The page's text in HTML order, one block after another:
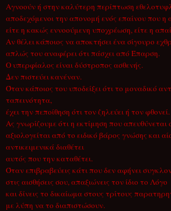
Αγνοούν ή στην καλύτερη περίπτωση
αποδεχόμενοι την απονομή ενός επαίνου που η
είτε η κακώς εννοούμενη υποχρέωση, είτε η
Αν θέλει κάποιος να αποκτήσει ένα σίγουρο
απλώς του αναφέρει ότι πάσχει από Έπαρση.
Ο υπερφίαλος είναι δύστροπος ασθενής.
Δεν πιστεύει κανέναν.
Όταν κάποιος του υποδείξει ότι το μοναδικό
ταπεινότητα,
έχει την πεποίθηση ότι τον ζηλεύει ή τον φθονεί.
Ας γνωρίζουμε ότι η εκτίμηση που
αξιολογείται από το ειδικό βάρος γνώσης και
αντικειμενικά διαθέτει
αυτός που την καταθέτει.
Όταν επιβραβεύεις κάτι που δεν αφήνει
στις αισθήσεις σου, απαξιώνεις τον ίδιο το Λόγο
και δίνεις το δικαίωμα στους τρίτους
με λύπη να το διαπιστώσουν.